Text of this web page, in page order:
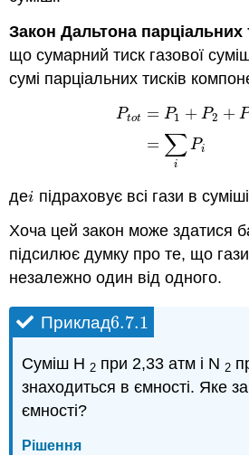
Закон Дальтона парціальних
що сумарний тиск газової
сумі парціальних тисків
Ptot = P1 + P2 +
= ∑
i
Pi
t=P1 +P2+P 3+. ..
деi
i підраховує всі гази в
Хоча цей закон може здатися
підсилює думку про те, що
незалежно один від одного.
Приклад6.7.1
6.7.1
Суміш Н 2 при 2,33 атм і N 2
знаходиться в ємності. Яке
ємності?
Рішення